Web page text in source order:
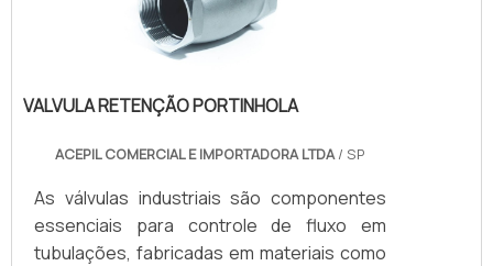
VALVULA RETENÇÃO PORTINHOLA
ACEPIL COMERCIAL E IMPORTADORA LTDA/ SP
As válvulas industriais são componentes
essenciais para controle de fluxo em
tubulações, fabricadas em materiais como